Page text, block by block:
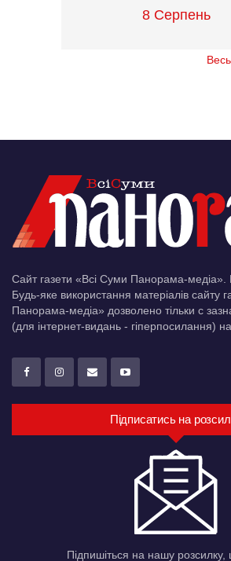
8 Серпень
Сайт газети «Всі Суми Панорама-медіа».
Будь-яке використання матеріалів сайту
Панорама-медіа» дозволено тільки c
(для інтернет-видань - гіперпосилання)
Підписатись на
Підпишіться на нашу